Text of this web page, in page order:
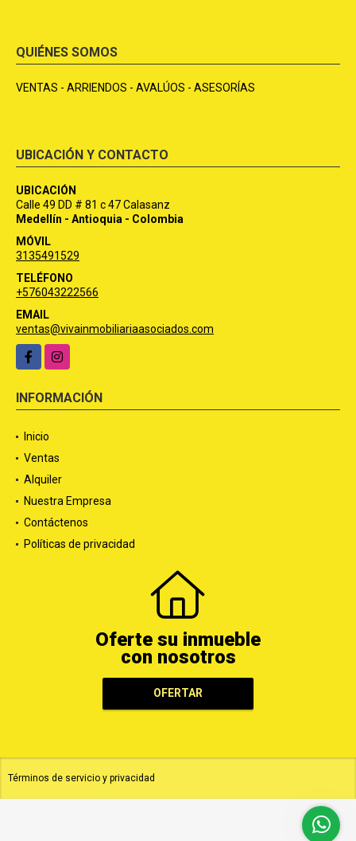
QUIÉNES SOMOS
VENTAS - ARRIENDOS - AVALÚOS - ASESORÍAS
UBICACIÓN Y CONTACTO
UBICACIÓN
Calle 49 DD # 81 c 47 Calasanz
Medellín - Antioquia - Colombia
MÓVIL
3135491529
TELÉFONO
+576043222566
EMAIL
ventas@vivainmobiliariaasociados.com
FacebookInstagram
INFORMACIÓN
Inicio
Ventas
Alquiler
Nuestra Empresa
Contáctenos
Políticas de privacidad
Oferte su inmueble
con nosotros
OFERTAR
Términos de servicio y privacidad